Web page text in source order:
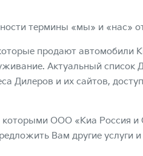
термины «мы» и «нас»
продают автомобили
Актуальный список
Дилеров и их сайтов,
которыми ООО «Киа Россия и
Вам другие услуги